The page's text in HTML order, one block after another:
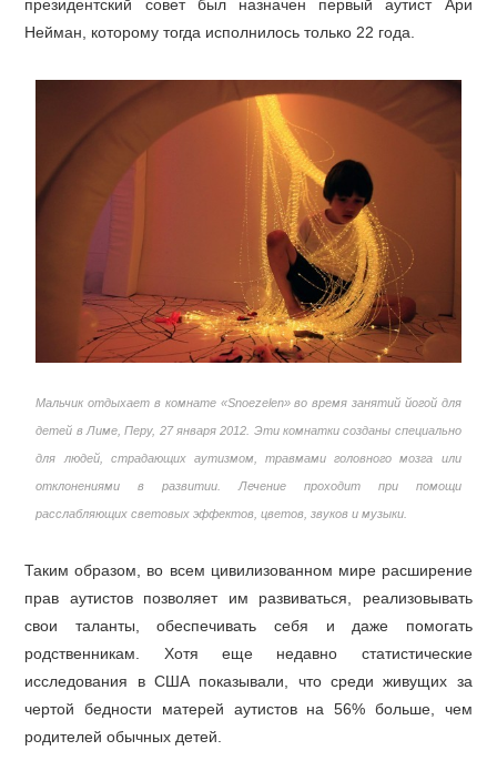
президентский совет был назначен первый аутист Ари
Нейман, которому тогда исполнилось только 22 года.
Мальчик отдыхает в комнате «Snoezelen» во время занятий йогой для
детей в Лиме, Перу, 27 января 2012. Эти комнатки созданы специально
для людей, страдающих аутизмом, травмами головного мозга или
отклонениями в развитии. Лечение проходит при помощи
расслабляющих световых эффектов, цветов, звуков и музыки.
Таким образом, во всем цивилизованном мире расширение
прав аутистов позволяет им развиваться, реализовывать
свои таланты, обеспечивать себя и даже помогать
родственникам. Хотя еще недавно статистические
исследования в США показывали, что среди живущих за
чертой бедности матерей аутистов на 56% больше, чем
родителей обычных детей.